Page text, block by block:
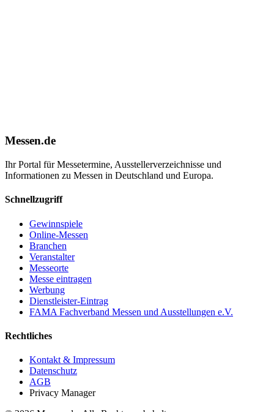
Messen.de
Ihr Portal für Messetermine, Ausstellerverzeichnisse und
Informationen zu Messen in Deutschland und Europa.
Schnellzugriff
Gewinnspiele
Online-Messen
Branchen
Veranstalter
Messeorte
Messe eintragen
Werbung
Dienstleister-Eintrag
FAMA Fachverband Messen und Ausstellungen e.V.
Rechtliches
Kontakt & Impressum
Datenschutz
AGB
Privacy Manager